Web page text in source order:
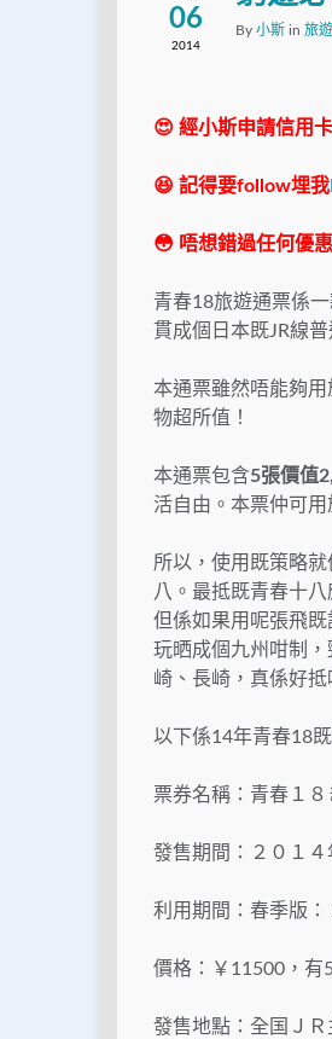
06
2014
By 小斯 in 旅
😍 經小斯申請信用
😆 記得要follow埋我
😳 唔想錯過任何優
青春18旅遊通票係
貫成個日本既JR線
本通票雖然唔能夠
物超所值！
本通票包含5張價值
活自由。本票仲可用
所以，使用既策略
八。最抵既青春十
但係如果用呢張飛
玩晒成個九州咁制
崎、長崎，真係好抵
以下係14年青春18既
票券名稱：青春１８
發售期間：２０１
利用期間：春季版
價格：￥11500，有
發售地點：全国Ｊ